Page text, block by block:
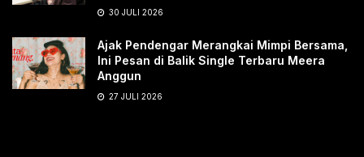
30 JULI 2026
Ajak Pendengar Merangkai Mimpi Bersama,
Ini Pesan di Balik Single Terbaru Meera
Anggun
27 JULI 2026